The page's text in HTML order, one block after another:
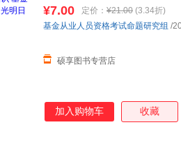
捷，下单秒杀，欢迎选购！
¥7.00 定价： ¥21.00 (3.34折)
硕享图书专营店
基金从业人员资格考试命题研究组 /
加入购物车 收藏